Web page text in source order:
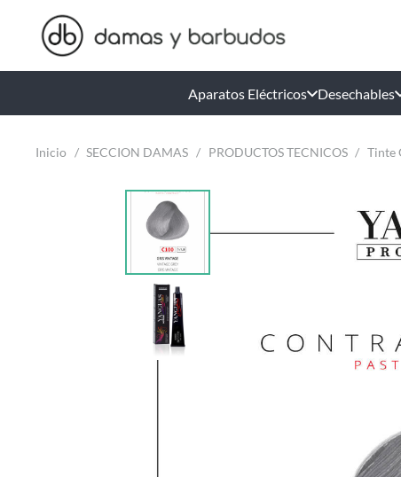
Aparatos Eléctricos Desechables
Inicio / SECCION DAMAS / PRODUCTOS TECNICOS / Tinte